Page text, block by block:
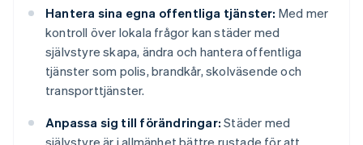
Hantera sina egna offentliga tjänster: Med mer
kontroll över lokala frågor kan städer med
självstyre skapa, ändra och hantera offentliga
tjänster som polis, brandkår, skolväsende och
transporttjänster.
Anpassa sig till förändringar: Städer med